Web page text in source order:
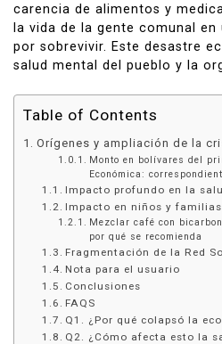
carencia de alimentos y
la vida de la gente comunal
por sobrevivir. Este desastre
salud mental del pueblo y la
Table of Contents
Orígenes y ampliación de la
Monto en bolívares del
Económica:
Impacto profundo en la
Impacto en niños y familias
Mezclar café con
por qué se recomienda
Fragmentación de la Red
Nota para el usuario
Conclusiones
FAQS
Q1. ¿Por qué colapsó la
Q2. ¿Cómo afecta esto la